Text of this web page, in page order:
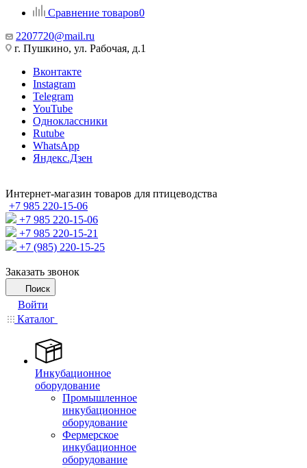
Сравнение товаров0
2207720@mail.ru
г. Пушкино, ул. Рабочая, д.1
Вконтакте
Instagram
Telegram
YouTube
Одноклассники
Rutube
WhatsApp
Яндекс.Дзен
Интернет-магазин товаров для птицеводства
+7 985 220-15-06
+7 985 220-15-06
+7 985 220-15-21
+7 (985) 220-15-25
Заказать звонок
Поиск
Войти
Каталог
Инкубационное
оборудование
Промышленное
инкубационное
оборудование
Фермерское
инкубационное
оборудование